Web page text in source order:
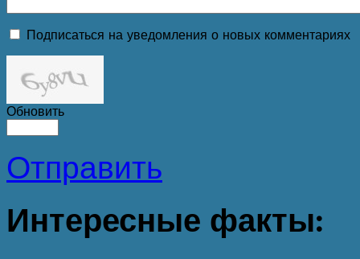
Подписаться на уведомления о новых комментариях
Обновить
Отправить
Интересные факты: